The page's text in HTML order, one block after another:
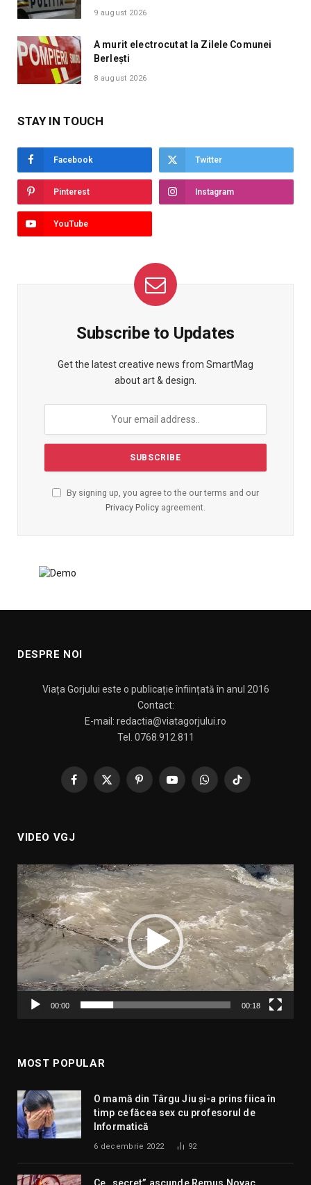
9 august 2026
A murit electrocutat la Zilele Comunei
Berlești
8 august 2026
STAY IN TOUCH
Facebook Twitter
Pinterest Instagram
YouTube
Subscribe to Updates
Get the latest creative news from SmartMag
about art & design.
By signing up, you agree to the our terms and our
Privacy Policy agreement.
DESPRE NOI
Viața Gorjului este o publicație înființată în anul 2016
Contact:
E-mail: redactia@viatagorjului.ro
Tel. 0768.912.811
Facebook
X
PinterestYouTubeWhatsAppTikTok
VIDEO VGJ
Player
video
00:00 00:18
MOST POPULAR
O mamă din Târgu Jiu și-a prins fiica în
timp ce făcea sex cu profesorul de
Informatică
6 decembrie 2022 92